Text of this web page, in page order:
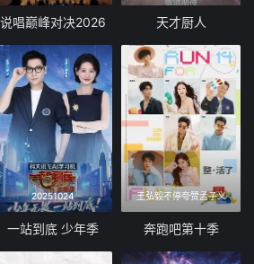
说唱巅峰对决2026 天才厨人
20251024
一站到底 少年季
王弘毅不停夸赞孟子义
奔跑吧第十季